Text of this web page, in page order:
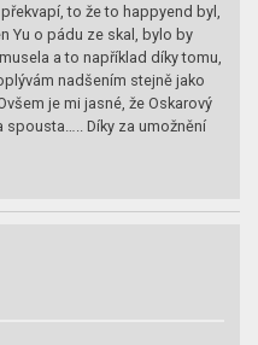
to že to happyend byl,
Yu o pádu ze skal, bylo by
a to například díky tomu,
nadšením stejně jako
je mi jasné, že Oskarový
spousta….. Díky za umožnění